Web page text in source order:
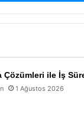
Çözümleri ile İş
1 Ağustos 2026